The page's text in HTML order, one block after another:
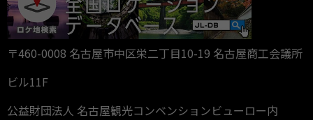
〒460-0008 名古屋市中区栄二丁目10-19 名古屋商工会議所
ビル11F
公益財団法人 名古屋観光コンベンションビューロー内